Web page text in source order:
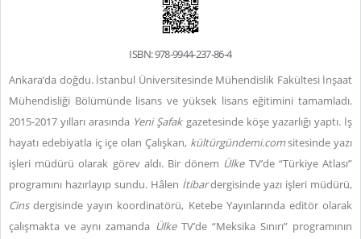
ISBN: 978-9944-237-86-4
Ankara’da doğdu. İstanbul Üniversitesinde Mühendislik Fakültesi İnşaat
Mühendisliği Bölümünde lisans ve yüksek lisans eğitimini tamamladı.
2015-2017 yılları arasında Yeni Şafak gazetesinde köşe yazarlığı yaptı. İş
hayatı edebiyatla iç içe olan Çalışkan, kültürgündemi.comsitesinde yazı
işleri müdürü olarak görev aldı. Bir dönem Ülke TV’de “Türkiye Atlası”
programını hazırlayıp sundu. Hâlen İtibardergisinde yazı işleri müdürü,
Cinsdergisinde yayın koordinatörü, Ketebe Yayınlarında editör olarak
çalışmakta ve aynı zamanda Ülke TV’de “Meksika Sınırı” programının